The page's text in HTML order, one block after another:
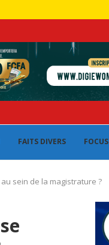
FAITS DIVERS FOCUS
sein de la magistrature ?